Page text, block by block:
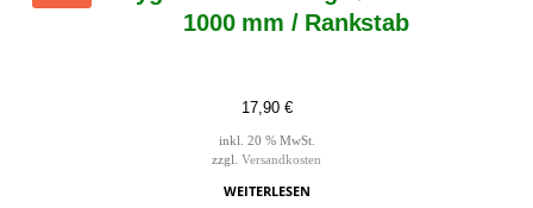
1000 mm / Rankstab
17,90 €
inkl. 20 % MwSt.
zzgl. Versandkosten
WEITERLESEN